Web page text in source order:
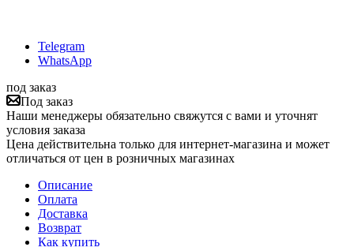
Telegram
WhatsApp
под заказ
Под заказ
Наши менеджеры обязательно свяжутся с вами и уточнят
условия заказа
Цена действительна только для интернет-магазина и может
отличаться от цен в розничных магазинах
Описание
Оплата
Доставка
Возврат
Как купить